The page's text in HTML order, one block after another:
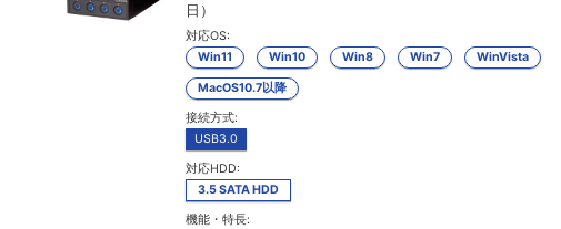
日）
対応OS:
Win11
Win10 Win8 Win7 WinVista
MacOS10.7以降
接続方式:
USB3.0
対応HDD:
3.5 SATA HDD
機能・特長: